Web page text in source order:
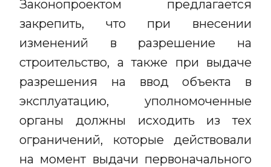
Законопроектом предлагается
закрепить, что при внесении
изменений в разрешение на
строительство, а также при выдаче
разрешения на ввод объекта в
эксплуатацию, уполномоченные
органы должны исходить из тех
ограничений, которые действовали
на момент выдачи первоначального